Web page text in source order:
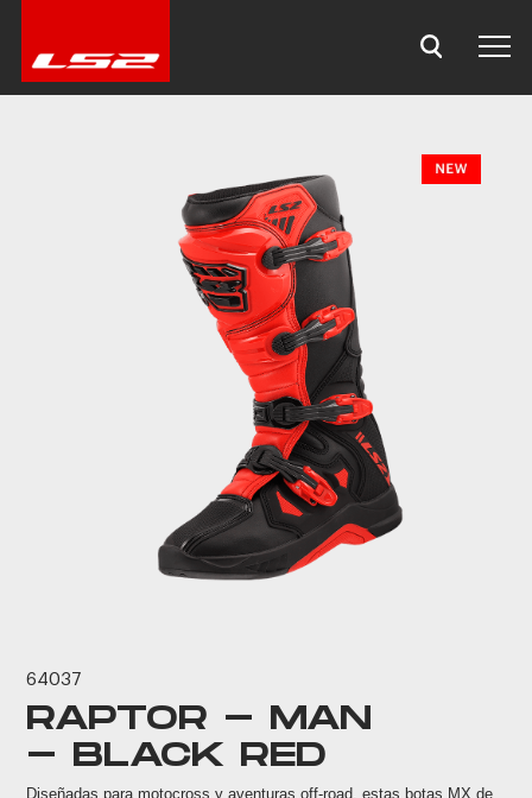
64037
RAPTOR - MAN
- BLACK RED
Diseñadas para motocross y aventuras off-road, estas botas MX de